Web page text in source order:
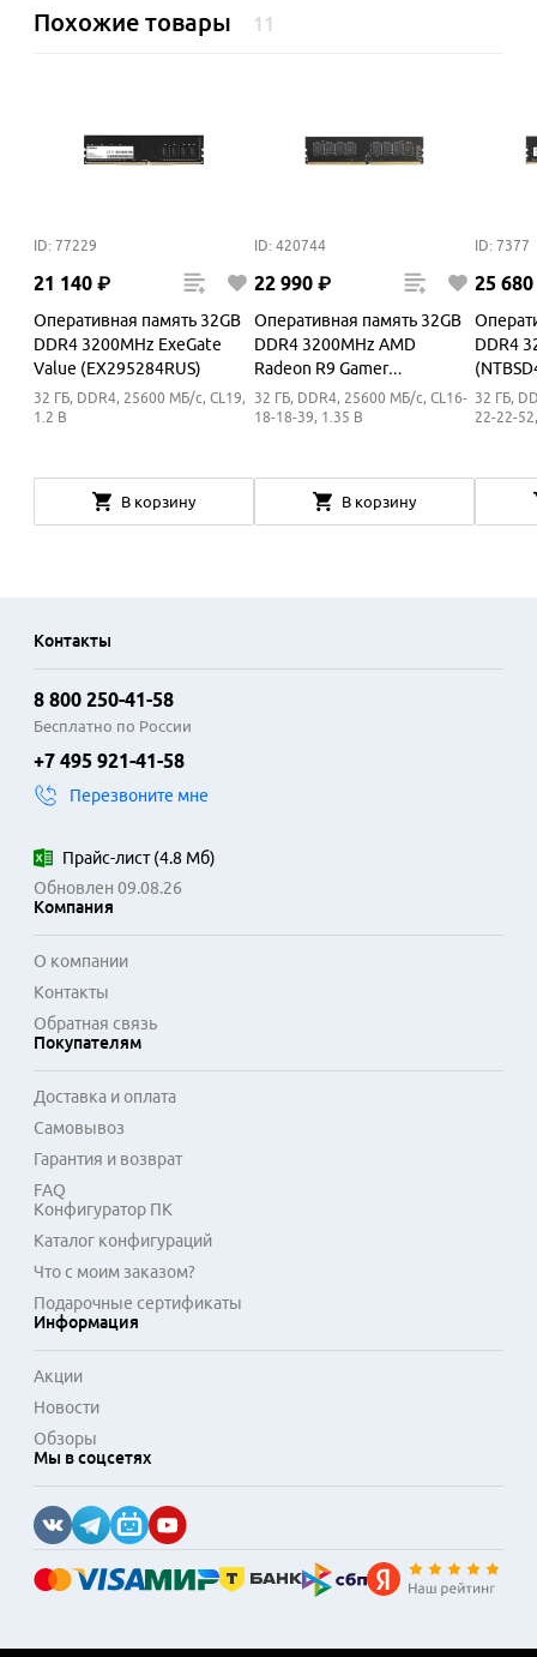
Похожие товары 11
ID: 77229
21 140 ₽
Оперативная память 32GB
DDR4 3200MHz ExeGate
Value (EX295284RUS)
32 ГБ, DDR4, 25600 МБ/с, CL19,
1.2 В
В корзину
ID: 420744
22 990 ₽
Оперативная память 32GB
DDR4 3200MHz AMD
Radeon R9 Gamer
(R9432G3206U2S-U)
32 ГБ, DDR4, 25600 МБ/с, CL16-
18-18-39, 1.35 В
В корзину
ID: 7377
25 680
DDR4
32 ГБ,
22-22-
Контакты
8 800 250-41-58
Бесплатно по России
+7 495 921-41-58
Перезвоните мне
Прайс-лист(4.8 Мб)
Обновлен 09.08.26
Компания
О компании
Контакты
Обратная связь
Покупателям
Доставка и оплата
Самовывоз
Гарантия и возврат
FAQ
Конфигуратор ПК
Каталог конфигураций
Что с моим заказом?
Подарочные сертификаты
Информация
Акции
Новости
Обзоры
Мы в соцсетях